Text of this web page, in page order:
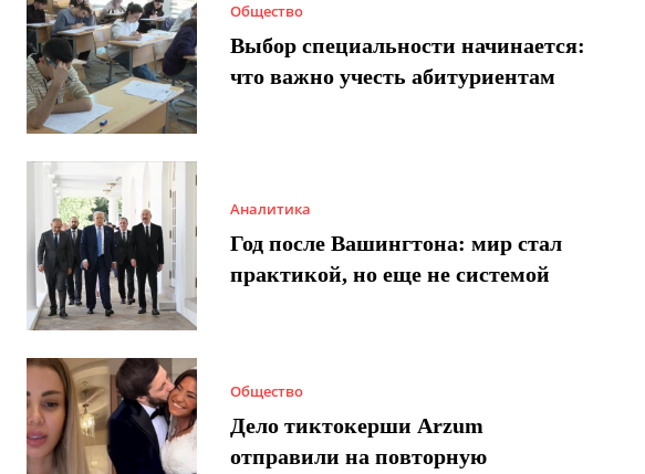
Общество
Выбор специальности начинается:
что важно учесть абитуриентам
Аналитика
Год после Вашингтона: мир стал
практикой, но еще не системой
Общество
Дело тиктокерши Arzum
отправили на повторную